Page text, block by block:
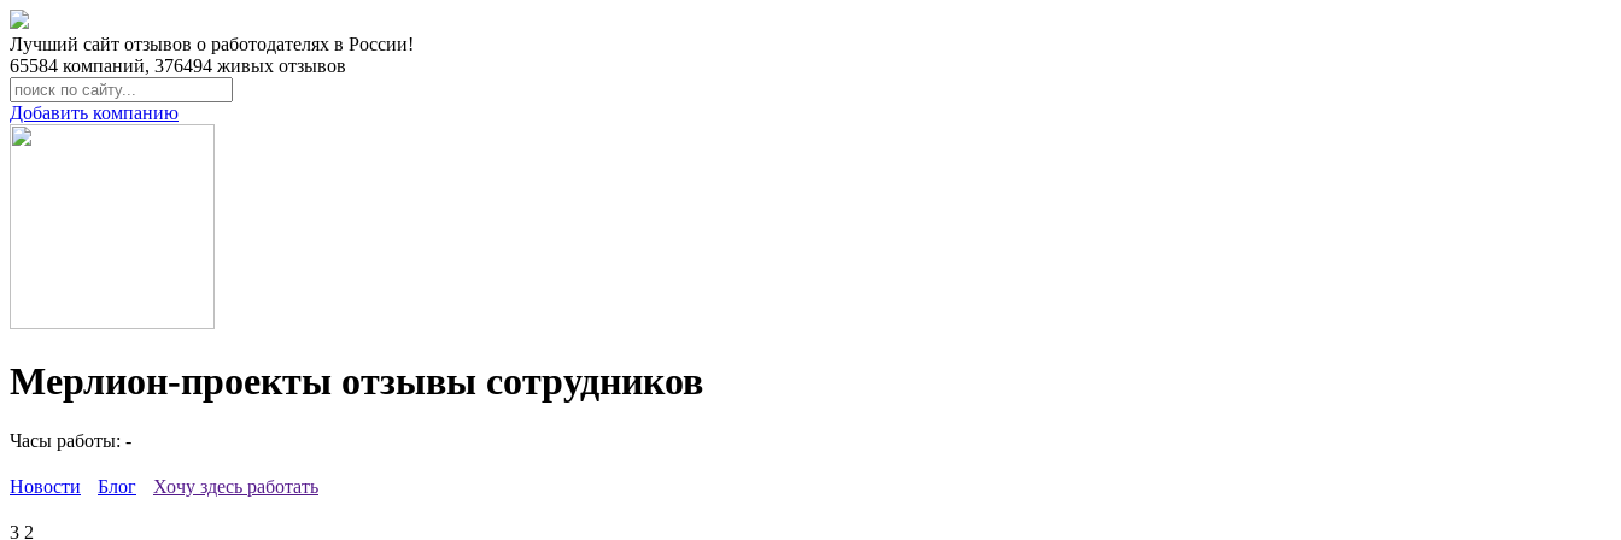
Лучший сайт отзывов о работодателях в России!
65584 компаний, 376494 живых отзывов
Добавить компанию
Мерлион-проекты отзывы сотрудников
Часы работы: -
Новости Блог Хочу здесь работать
3 2